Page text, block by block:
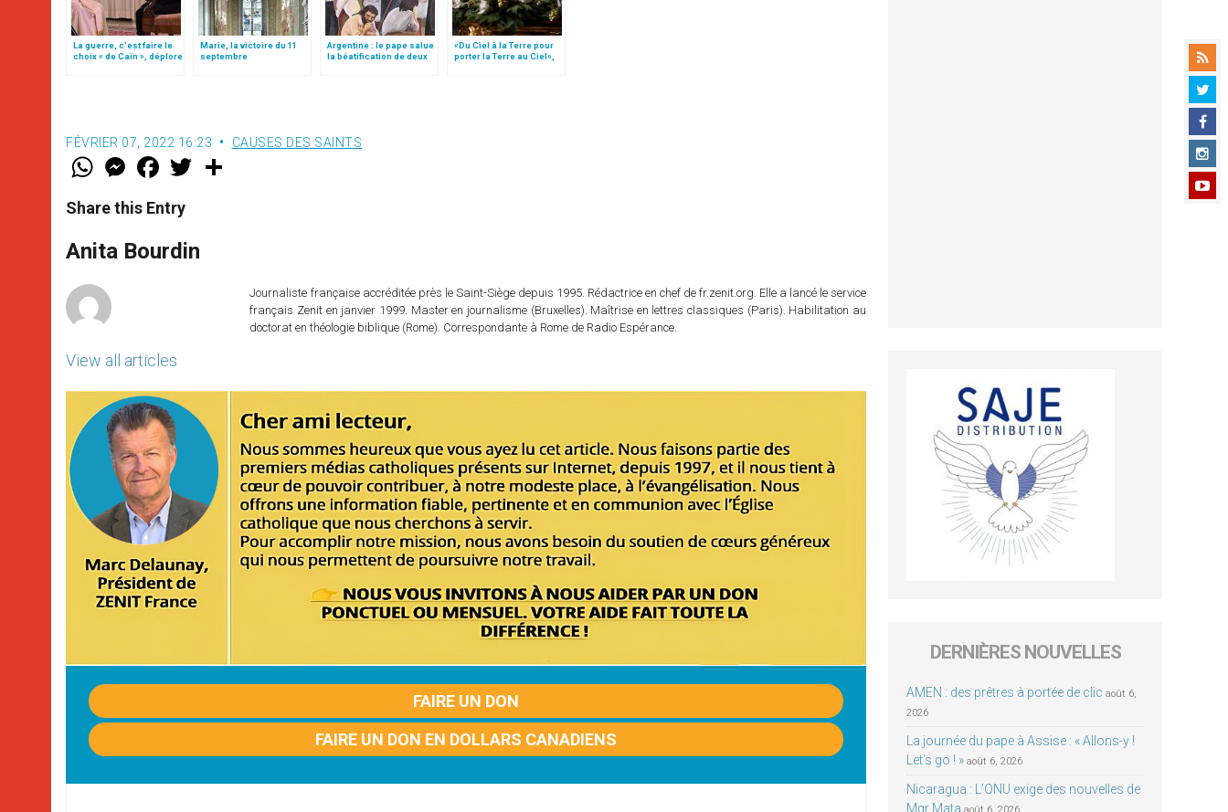
La guerre, c’est faire le
choix « de Caïn », déplore
Marie, la victoire du 11
septembre
Argentine : le pape salue
la béatification de deux
«Du Ciel à la Terre pour
porter la Terre au Ciel»,
FÉVRIER 07, 2022 16:23 CAUSES DES SAINTS
W
t
s
p
p
M
e
s
e
g
e
F
a
e
b
o
k
w
r
Share this Entry
Anita Bourdin
View all articles
Journaliste française accréditée près le Saint-Siège depuis 1995. Rédactrice en chef de fr.zenit.org. Elle a lancé le service
français Zenit en janvier 1999. Master en journalisme (Bruxelles). Maîtrise en lettres classiques (Paris). Habilitation au
doctorat en théologie biblique (Rome). Correspondante à Rome de Radio Espérance.
FAIRE UN DON
FAIRE UN DON EN DOLLARS CANADIENS
DERNIÈRES NOUVELLES
AMEN : des prêtres à portée de clic août 6,
2026
La journée du pape à Assise : « Allons-y !
Let’s go ! » août 6, 2026
Nicaragua : L’ONU exige des nouvelles de
Mgr Mata